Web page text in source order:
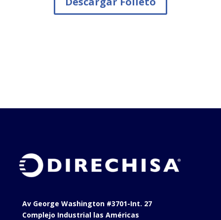
Av George Washington #3701-Int. 27
Complejo Industrial las Américas